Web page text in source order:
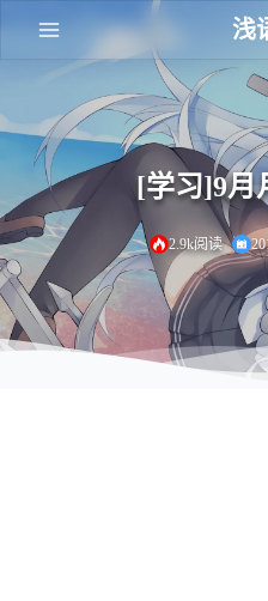
浅
[学习]9月
2.9k阅读